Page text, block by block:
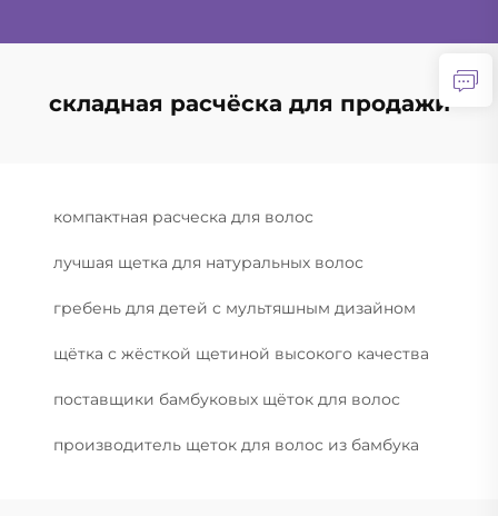
складная расчёска для продажи
компактная расческа для волос
лучшая щетка для натуральных волос
гребень для детей с мультяшным дизайном
щётка с жёсткой щетиной высокого качества
поставщики бамбуковых щёток для волос
производитель щеток для волос из бамбука